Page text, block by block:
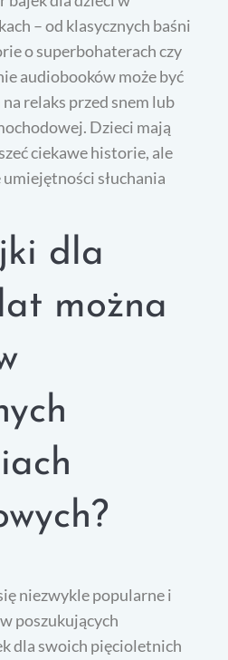
– od klasycznych baśni
o superbohaterach czy
audiobooków może być
relaks przed snem lub
Dzieci mają
ciekawe historie, ale
słuchania
dla
można
niezwykle popularne i
poszukujących
dla swoich pięcioletnich